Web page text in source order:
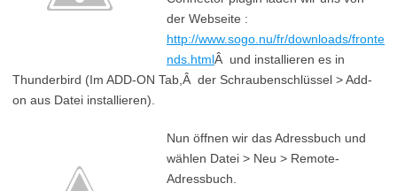
der Webseite :
http://www.sogo.nu/fr/downloads/fronte
nds.htmlÂ und installieren es in
Thunderbird (Im ADD-ON Tab,Â der Schraubenschlüssel > Add-
on aus Datei installieren).
Nun öffnen wir das Adressbuch und
wählen Datei > Neu > Remote-
Adressbuch.